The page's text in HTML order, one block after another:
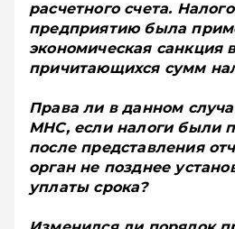
расчетного счета.
предприятию была
экономическая санкция
причитающихся сумм
Права ли в данном
МНС, если налоги были
после представления
орган не позднее
уплаты срока?